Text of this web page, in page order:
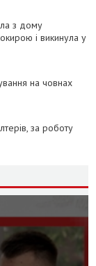
з дому
і викинула у
на човнах
за роботу